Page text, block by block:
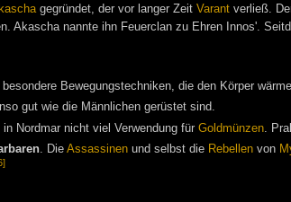
gegründet, der vor langer Zeit Varantverließ.
Akascha nannte ihn Feuerclan zu Ehren Innos'.
Bewegungstechniken, die den Körper
gut wie die Männlichen gerüstet sind.
Nordmar nicht viel Verwendung für Goldmünzen.
. Die Assassinen und selbst die Rebellen von